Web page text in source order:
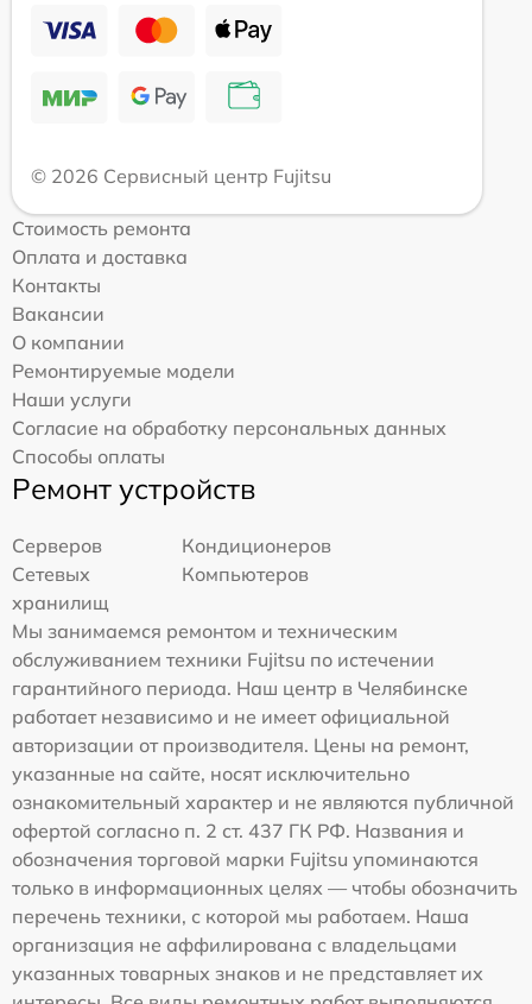
© 2026 Сервисный центр Fujitsu
Стоимость ремонта
Оплата и доставка
Контакты
Вакансии
О компании
Ремонтируемые модели
Наши услуги
Согласие на обработку персональных данных
Способы оплаты
Ремонт устройств
Серверов
Кондиционеров
Сетевых
хранилищ
Компьютеров
Мы занимаемся ремонтом и техническим
обслуживанием техники Fujitsu по истечении
гарантийного периода. Наш центр в Челябинске
работает независимо и не имеет официальной
авторизации от производителя. Цены на ремонт,
указанные на сайте, носят исключительно
ознакомительный характер и не являются публичной
офертой согласно п. 2 ст. 437 ГК РФ. Названия и
обозначения торговой марки Fujitsu упоминаются
только в информационных целях — чтобы обозначить
перечень техники, с которой мы работаем. Наша
организация не аффилирована с владельцами
указанных товарных знаков и не представляет их